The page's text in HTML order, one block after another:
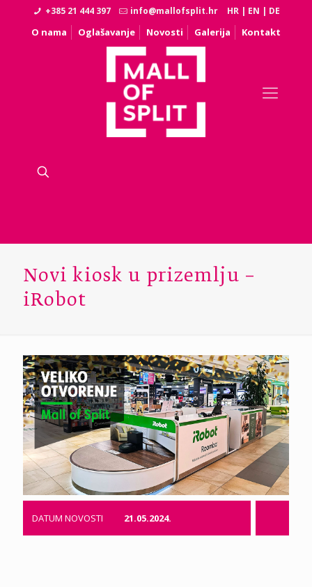
+385 21 444 397 info@mallofsplit.hr HR | EN | DE
O nama Oglašavanje Novosti Galerija Kontakt
Novi kiosk u prizemlju –
iRobot
DATUM NOVOSTI 21.05.2024.